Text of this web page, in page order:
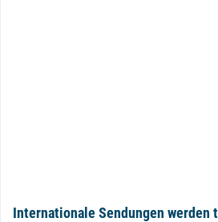
Internationale Sendungen werden